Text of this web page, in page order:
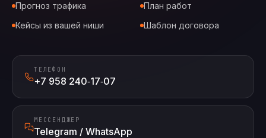
Прогноз трафика
План работ
Кейсы из вашей ниши
Шаблон договора
ТЕЛЕФОН
+7 958 240‑17‑07
МЕССЕНДЖЕР
Telegram / WhatsApp